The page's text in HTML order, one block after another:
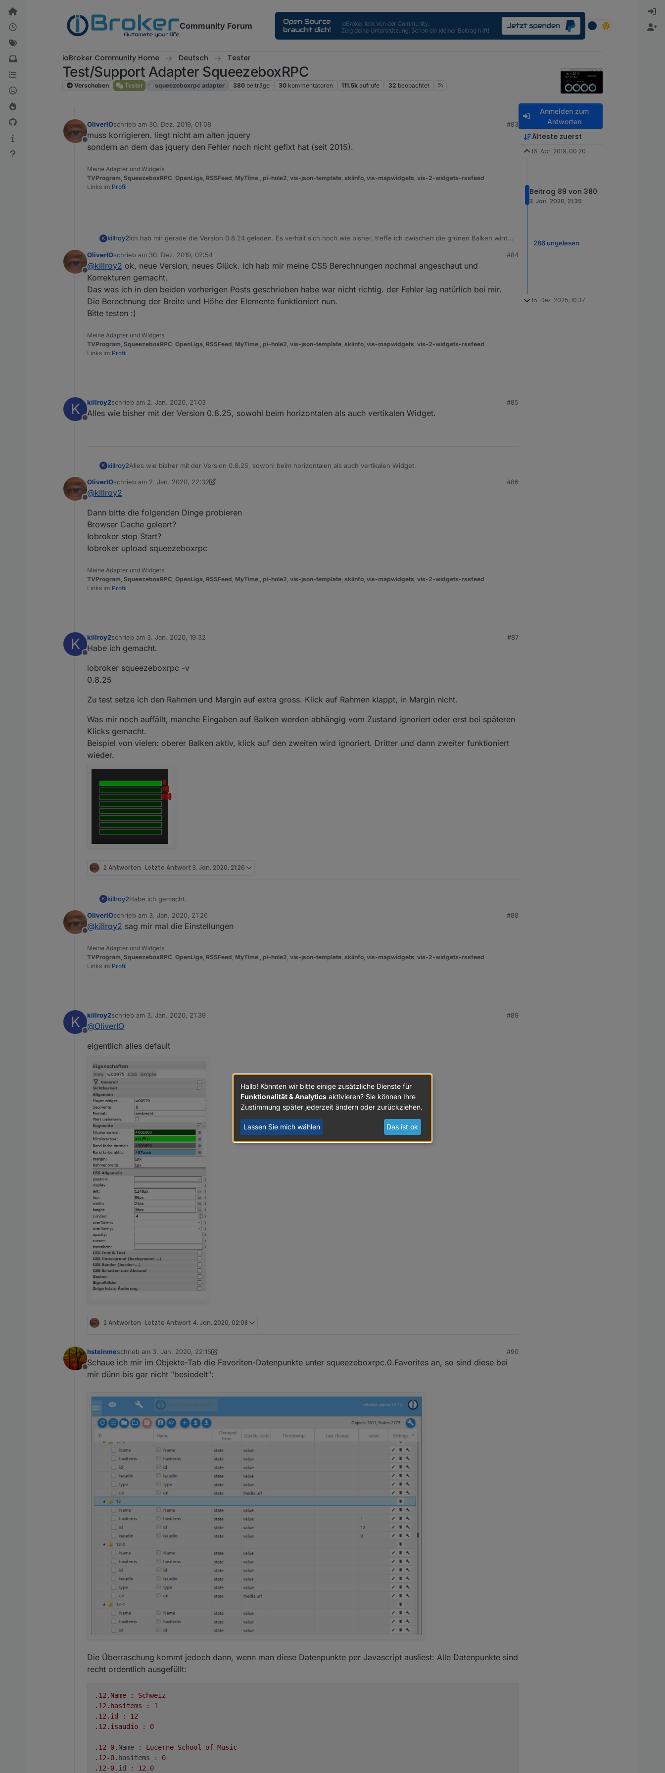
Weiter zum Inhalt
Community Forum
ioBroker Community Home Deutsch Tester
Test/Support Adapter SqueezeboxRPC
Verschoben Tester squeezeboxrpc adapter 380 beiträge 30 kommentatoren 111.5k aufrufe 32 beobachtet
Offline
OliverIOschrieb am 30. Dez. 2019, 01:08
zuletzt editiert von
#83
muss korrigieren. liegt nicht am alten jquery
sondern an dem das jquery den Fehler noch nicht gefixt hat (seit 2015).
Meine Adapter und Widgets
TVProgram, SqueezeboxRPC, OpenLiga, RSSFeed, MyTime,, pi-hole2, vis-json-template, skiinfo, vis-mapwidgets, vis-2-widgets-rssfeed
Links im Profil
K killroy2Ich hab mir gerade die Version 0.8.24 geladen. Es verhält sich noch wie bisher, treffe ich zwischen die grünen Balken wird
Oder muss ich noch zusätzlich etwas beachten damit das Widget ein Update erfährt?
Offline
OliverIOschrieb am 30. Dez. 2019, 02:54
zuletzt editiert von
#84
@killroy2 ok, neue Version, neues Glück. ich hab mir meine CSS Berechnungen nochmal angeschaut und
Korrekturen gemacht.
Das was ich in den beiden vorherigen Posts geschrieben habe war nicht richtig. der Fehler lag natürlich bei mir.
Die Berechnung der Breite und Höhe der Elemente funktioniert nun.
Bitte testen :)
Meine Adapter und Widgets
TVProgram SqueezeboxRPC OpenLiga RSSFeed MyTime pi-hole2 vis-json-template skiinfo vis-mapwidgets vis-2-widgets-rssfeed
Links im Profil
K
Offline
killroy2schrieb am 2. Jan. 2020, 21:03
zuletzt editiert von
#85
Alles wie bisher mit der Version 0.8.25, sowohl beim horizontalen als auch vertikalen Widget.
K killroy2Alles wie bisher mit der Version 0.8.25, sowohl beim horizontalen als auch vertikalen Widget.
Offline
OliverIOschrieb am 2. Jan. 2020, 22:32
zuletzt editiert von OliverIO1. Feb. 2020, 23:34
#86
@killroy2
Dann bitte die folgenden Dinge probieren
Browser Cache geleert?
Iobroker stop Start?
Iobroker upload squeezeboxrpc
Meine Adapter und Widgets
TVProgram SqueezeboxRPC OpenLiga RSSFeed MyTime pi-hole2 vis-json-template skiinfo vis-mapwidgets vis-2-widgets-rssfeed
Links im Profil
K
Offline
killroy2schrieb am 3. Jan. 2020, 19:32
zuletzt editiert von
#87
Habe ich gemacht.
iobroker squeezeboxrpc -v
0.8.25
Zu test setze ich den Rahmen und Margin auf extra gross. Klick auf Rahmen klappt, in Margin nicht.
Was mir noch auffällt, manche Eingaben auf Balken werden abhängig vom Zustand ignoriert oder erst bei späteren
Klicks gemacht.
Beispiel von vielen: oberer Balken aktiv, klick auf den zweiten wird ignoriert. Dritter und dann zweiter funktioniert
wieder.
2 Antworten Letzte Antwort 3. Jan. 2020, 21:26
K killroy2Habe ich gemacht.
iobroker squeezeboxrpc -v
0.8.25
Was mir noch auffällt, manche Eingaben auf Balken werden abhängig vom Zustand ignoriert oder erst bei späteren Klicks
Offline
OliverIOschrieb am 3. Jan. 2020, 21:26
zuletzt editiert von
#88
@killroy2 sag mir mal die Einstellungen
Meine Adapter und Widgets
TVProgram, SqueezeboxRPC, OpenLiga, RSSFeed, MyTime,, pi-hole2, vis-json-template, skiinfo, vis-mapwidgets, vis-2-widgets-rssfeed
Links im Profil
K
Offline
killroy2schrieb am 3. Jan. 2020, 21:39
zuletzt editiert von
#89
@OliverIO
eigentlich alles default
2 Antworten Letzte Antwort 4. Jan. 2020, 02:08
Offline
hsteinmeschrieb am 3. Jan. 2020, 22:15
zuletzt editiert von hsteinme 1. März 2020, 23:16
#90
Schaue ich mir im Objekte-Tab die Favoriten-Datenpunkte unter squeezeboxrpc.0.Favorites an, so sind diese bei
mir dünn bis gar nicht "besiedelt":
Die Überraschung kommt jedoch dann, wenn man diese Datenpunkte per Javascript ausliest: Alle Datenpunkte sind
recht ordentlich ausgefüllt:
.12 .Name :
Schweiz
.12 .hasitems :
1
.12 .id :
12
.12 .isaudio : 0
.12-0. Name : Lucerne School of Music
.12-0. hasitems :
0
.12-0. id : 12.0
Anmelden zum
Antworten
Älteste zuerst
16. Apr. 2019, 00:20
Beitrag 89 von 380
3. Jan. 2020, 21:39
286 ungelesen
15. Dez. 2025, 10:37
Hallo! Könnten wir bitte einige zusätzliche Dienste für
Funktionalität & Analytics aktivieren? Sie können Ihre
Zustimmung später jederzeit ändern oder zurückziehen.
Lassen Sie mich wählen Das ist ok